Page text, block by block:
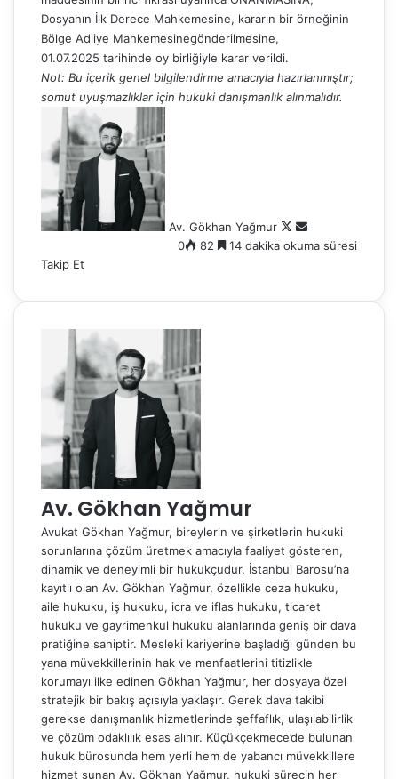
Dosyanın İlk Derece Mahkemesine, kararın bir örneğinin
Bölge Adliye Mahkemesinegönderilmesine,
01.07.2025 tarihinde oy birliğiyle karar verildi.
Not: Bu içerik genel bilgilendirme amacıyla hazırlanmıştır;
somut uyuşmazlıklar için hukuki danışmanlık alınmalıdır.
Av. Gökhan Yağmur
o
n s
g
0 82
14 dakika okuma süresi
Takip Et
Av. Gökhan Yağmur
Avukat Gökhan Yağmur, bireylerin ve şirketlerin hukuki
sorunlarına çözüm üretmek amacıyla faaliyet gösteren,
dinamik ve deneyimli bir hukukçudur. İstanbul Barosu’na
kayıtlı olan Av. Gökhan Yağmur, özellikle ceza hukuku,
aile hukuku, iş hukuku, icra ve iflas hukuku, ticaret
hukuku ve gayrimenkul hukuku alanlarında geniş bir dava
pratiğine sahiptir. Mesleki kariyerine başladığı günden bu
yana müvekkillerinin hak ve menfaatlerini titizlikle
korumayı ilke edinen Gökhan Yağmur, her dosyaya özel
stratejik bir bakış açısıyla yaklaşır. Gerek dava takibi
gerekse danışmanlık hizmetlerinde şeffaflık, ulaşılabilirlik
ve çözüm odaklılık esas alınır. Küçükçekmece’de bulunan
hukuk bürosunda hem yerli hem de yabancı müvekkillere
hizmet sunan Av. Gökhan Yağmur, hukuki sürecin her